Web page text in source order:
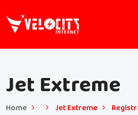
Jet Extreme
Home Jet Extreme